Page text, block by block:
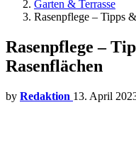
Garten & Terrasse
Rasenpflege – Tipps
Rasenpflege –
Rasenflächen
by Redaktion 13. April